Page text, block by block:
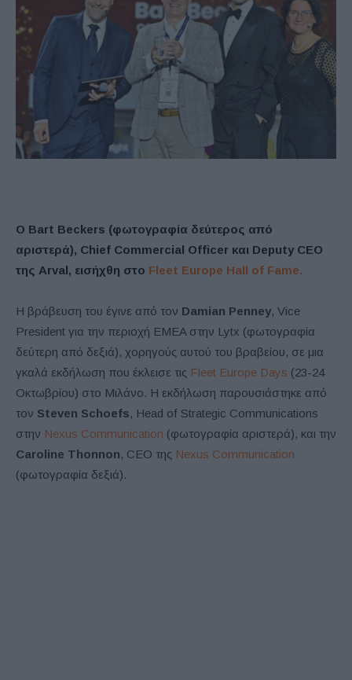
Ο Bart Beckers (φωτογραφία δεύτερος από
αριστερά), Chief Commercial Officer και Deputy CEO
της Arval, εισήχθη στο Fleet Europe Hall of Fame.
Η βράβευση του έγινε από τον Damian Penney, Vice
President για την περιοχή EMEA στην Lytx (φωτογραφία
δεύτερη από δεξιά), χορηγούς αυτού του βραβείου, σε μια
γκαλά εκδήλωση που έκλεισε τις Fleet Europe Days (23-24
Οκτωβρίου) στο Μιλάνο. Η εκδήλωση παρουσιάστηκε από
τον Steven Schoefs, Head of Strategic Communications
στην Nexus Communication (φωτογραφία αριστερά), και την
Caroline Thonnon, CEO της Nexus Communication
(φωτογραφία δεξιά).